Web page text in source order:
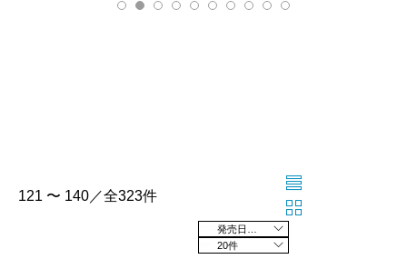
121 〜 140／全323件
20件